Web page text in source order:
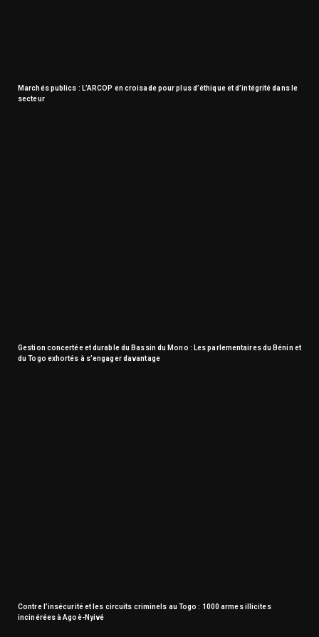
Marchés publics : L’ARCOP en croisade pour plus d’éthique et d’intégrité dans le
secteur
Gestion concertée et durable du Bassin du Mono : Les parlementaires du Bénin et
du Togo exhortés à s’engager davantage
Contre l’insécurité et les circuits criminels au Togo : 1000 armes illicites
incinérées à Agoè-Nyivé